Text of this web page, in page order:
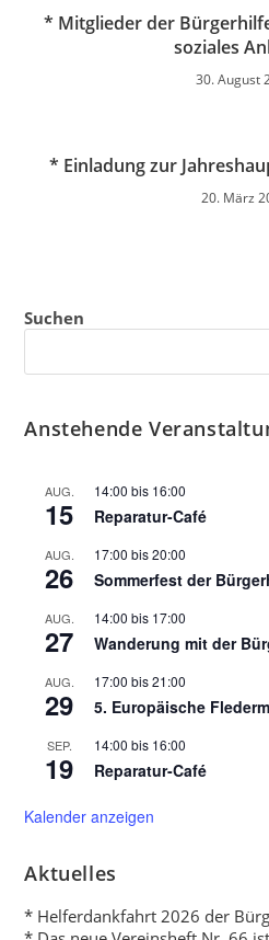
* Mitglieder der
soziales
30. August
* Einladung zur
20. März
Suchen
Anstehende
AUG.
15
14:00 bis 16:00
Reparatur-Café
AUG.
26
17:00 bis20:00
Sommerfest der
AUG.
27
14:00 bis 17:00
Wanderung mit der
AUG.
29
17:00 bis21:00
5. Europäische
SEP.
19
14:00 bis 16:00
Reparatur-Café
Kalender anzeigen
Aktuelles
* Helferdankfahrt 2026 der